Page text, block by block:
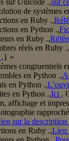
de systèmes
en Ruby .,
en Python .,
en Ruby .,
réels en Ruby .,
.} »
congruentiels
en Python .,
en Python .,
en Python .,Ici .
affichage et
sur la description
en Ruby .,Lien